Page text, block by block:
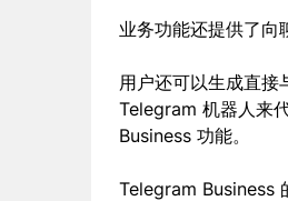
业务功能还提供了向
用户还可以生成直
Telegram 机器人来
Business 功能。
Telegram Business